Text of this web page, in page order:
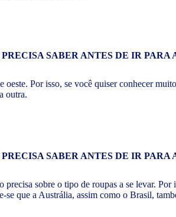
Por isso, se você quiser conhecer
outra.
sobre o tipo de roupas a se levar. Por
que a Austrália, assim como o Brasil,